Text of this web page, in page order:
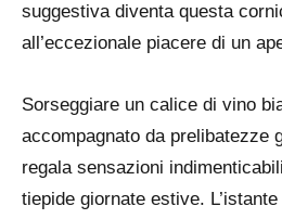
suggestiva diventa questa
all’eccezionale piacere di un
Sorseggiare un calice di vino
accompagnato da prelibatezze
regala sensazioni
tiepide giornate estive.